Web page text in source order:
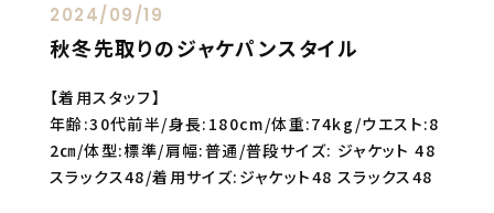
2024/09/19
秋冬先取りのジャケパンスタイル
【着用スタッフ】
年齢:30代前半/身長:180cm/体重:74kg/ウエスト:8
2㎝/体型:標準/肩幅:普通/普段サイズ: ジャケット 48
スラックス48/着用サイズ:ジャケット48 スラックス48